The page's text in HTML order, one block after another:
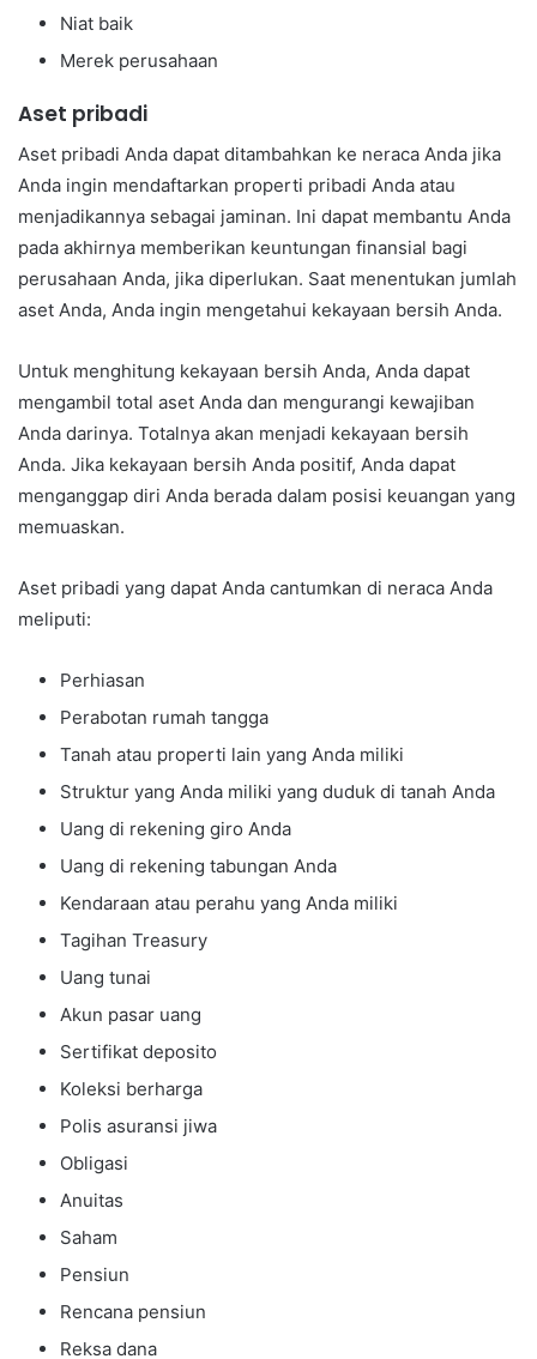
Niat baik
Merek perusahaan
Aset pribadi
Aset pribadi Anda dapat ditambahkan ke neraca Anda jika
Anda ingin mendaftarkan properti pribadi Anda atau
menjadikannya sebagai jaminan. Ini dapat membantu Anda
pada akhirnya memberikan keuntungan finansial bagi
perusahaan Anda, jika diperlukan. Saat menentukan jumlah
aset Anda, Anda ingin mengetahui kekayaan bersih Anda.
Untuk menghitung kekayaan bersih Anda, Anda dapat
mengambil total aset Anda dan mengurangi kewajiban
Anda darinya. Totalnya akan menjadi kekayaan bersih
Anda. Jika kekayaan bersih Anda positif, Anda dapat
menganggap diri Anda berada dalam posisi keuangan yang
memuaskan.
Aset pribadi yang dapat Anda cantumkan di neraca Anda
meliputi:
Perhiasan
Perabotan rumah tangga
Tanah atau properti lain yang Anda miliki
Struktur yang Anda miliki yang duduk di tanah Anda
Uang di rekening giro Anda
Uang di rekening tabungan Anda
Kendaraan atau perahu yang Anda miliki
Tagihan Treasury
Uang tunai
Akun pasar uang
Sertifikat deposito
Koleksi berharga
Polis asuransi jiwa
Obligasi
Anuitas
Saham
Pensiun
Rencana pensiun
Reksa dana